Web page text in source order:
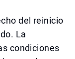
del reinicio
La
condiciones